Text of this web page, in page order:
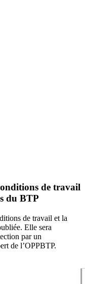
de travail
du BTP
de travail et la
Elle sera
par un
de l’OPPBTP.